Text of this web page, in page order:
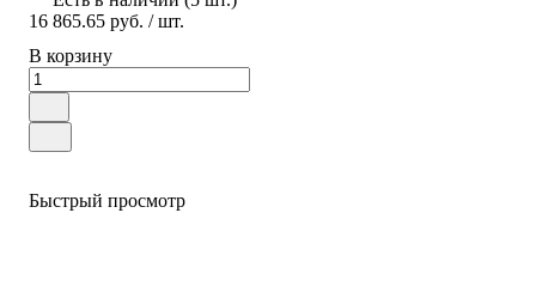
16 865.65 руб. / шт.
В корзину
Быстрый просмотр